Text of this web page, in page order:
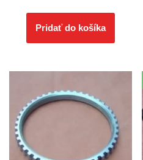
Pridať do košíka